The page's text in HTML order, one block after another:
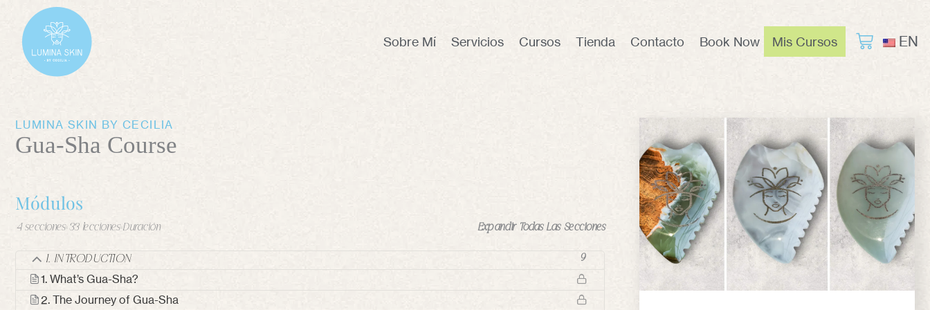
contenido
Sobre Mí Servicios Cursos Tienda Contacto Book Now Mis Cursos EN
LUMINA SKIN BY CECILIA
Gua-Sha Course
Módulos
4 secciones 33 lecciones Duración Expandir Todas Las Secciones
1. INTRODUCTION 9
1. What’s Gua-Sha?
2. The Journey of Gua-Sha